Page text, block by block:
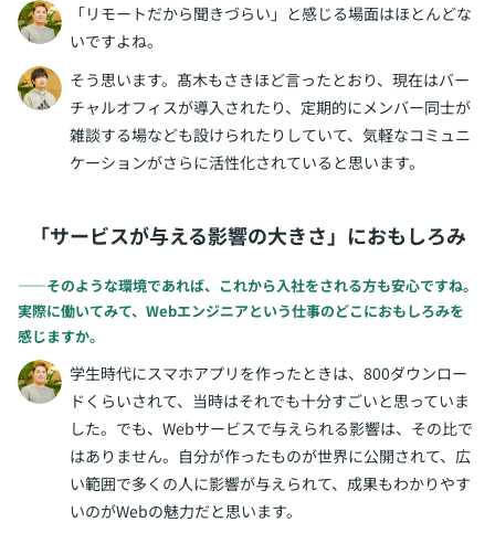
「リモートだから聞きづらい」と感じる場面はほとんどな
いですよね。
そう思います。髙木もさきほど言ったとおり、現在はバー
チャルオフィスが導入されたり、定期的にメンバー同士が
雑談する場なども設けられたりしていて、気軽なコミュニ
ケーションがさらに活性化されていると思います。
「サービスが与える影響の大きさ」におもしろみ
――そのような環境であれば、これから入社をされる方も安心ですね。
実際に働いてみて、Webエンジニアという仕事のどこにおもしろみを
感じますか。
学生時代にスマホアプリを作ったときは、800ダウンロー
ドくらいされて、当時はそれでも十分すごいと思っていま
した。でも、Webサービスで与えられる影響は、その比で
はありません。自分が作ったものが世界に公開されて、広
い範囲で多くの人に影響が与えられて、成果もわかりやす
いのがWebの魅力だと思います。